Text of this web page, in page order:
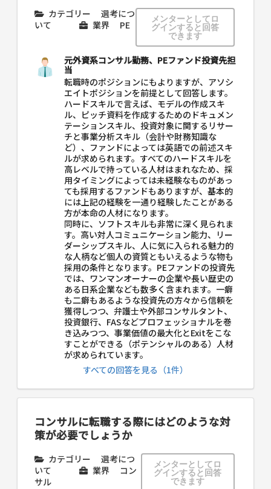
カテゴリー
選考につ
いて
業界 PE
メンターとしてロ
グインすると回答
できます
元外資系コンサル勤務、PEファンド投資先担
当
転職時のポジションにもよりますが、アソシ
エイトポジションを前提として回答します。
ハードスキルで言えば、モデルの作成スキ
ル、ピッチ資料を作成するためのドキュメン
テーションスキル、投資対象に関するリサー
チと事業分析スキル（会計や財務知識な
ど）、ファンドによっては英語での前述スキ
ルが求められます。すべてのハードスキルを
高レベルで持っている人材はまれなため、採
用タイミングによっては未経験なものがあっ
ても採用するファンドもありますが、基本的
には上記の経験を一通り経験したことがある
方が本命の人材になります。
同時に、ソフトスキルも非常に深く見られま
す。高い対人コミュニケーション能力、リー
ダーシップスキル、人に気に入られる魅力的
な人柄など個人の資質ともいえるような物も
採用の条件となります。PEファンドの投資先
では、ワンマンオーナーの企業や長い歴史の
ある日系企業なども数多く含まれます。一癖
も二癖もあるような投資先の方々から信頼を
獲得しつつ、弁護士や外部コンサルタント、
投資銀行、FASなどプロフェッショナルを巻
き込みつつ、事業価値の最大化とExitをこな
すことができる（ポテンシャルのある）人材
が求められています。
すべての回答を見る（1件）
コンサルに転職する際にはどのような対
策が必要でしょうか
カテゴリー
選考につ
いて
業界
コン
サル
メンターとしてロ
グインすると回答
できます